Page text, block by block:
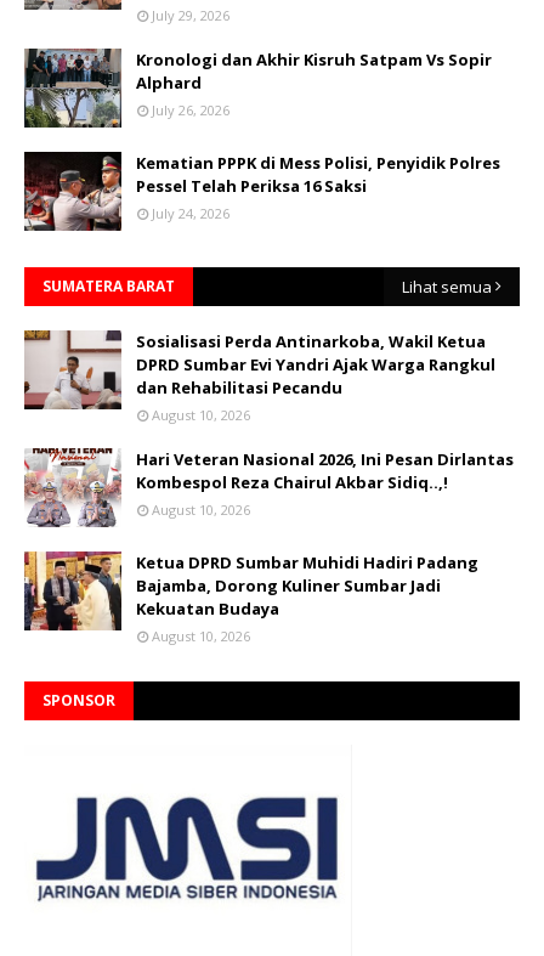
July 29, 2026
Kronologi dan Akhir Kisruh Satpam Vs Sopir
Alphard
July 26, 2026
Kematian PPPK di Mess Polisi, Penyidik Polres
Pessel Telah Periksa 16 Saksi
July 24, 2026
SUMATERA BARAT Lihat semua
Sosialisasi Perda Antinarkoba, Wakil Ketua
DPRD Sumbar Evi Yandri Ajak Warga Rangkul
dan Rehabilitasi Pecandu
August 10, 2026
Hari Veteran Nasional 2026, Ini Pesan Dirlantas
Kombespol Reza Chairul Akbar Sidiq..,!
August 10, 2026
Ketua DPRD Sumbar Muhidi Hadiri Padang
Bajamba, Dorong Kuliner Sumbar Jadi
Kekuatan Budaya
August 10, 2026
SPONSOR